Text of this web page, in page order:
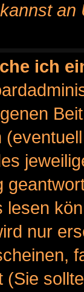
ich
nur
(Sie